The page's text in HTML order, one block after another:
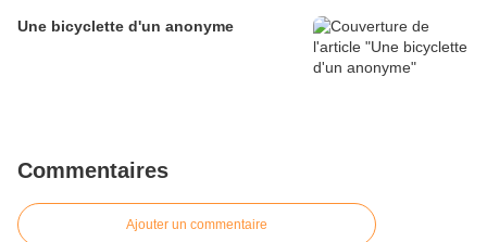
Une bicyclette d'un anonyme
Commentaires
Ajouter un commentaire